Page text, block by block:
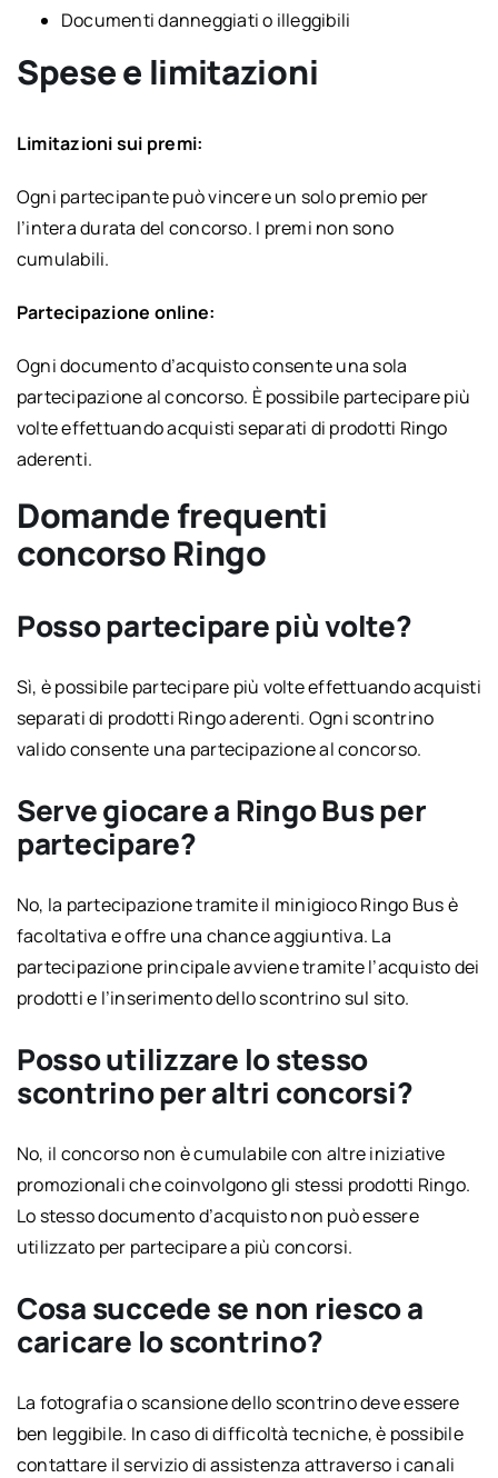
Documenti danneggiati o illeggibili
Spese e limitazioni
Limitazioni sui premi:
Ogni partecipante può vincere un solo premio per
l’intera durata del concorso. I premi non sono
cumulabili.
Partecipazione online:
Ogni documento d’acquisto consente una sola
partecipazione al concorso. È possibile partecipare più
volte effettuando acquisti separati di prodotti Ringo
aderenti.
Domande frequenti
concorso Ringo
Posso partecipare più volte?
Sì, è possibile partecipare più volte effettuando acquisti
separati di prodotti Ringo aderenti. Ogni scontrino
valido consente una partecipazione al concorso.
Serve giocare a Ringo Bus per
partecipare?
No, la partecipazione tramite il minigioco Ringo Bus è
facoltativa e offre una chance aggiuntiva. La
partecipazione principale avviene tramite l’acquisto dei
prodotti e l’inserimento dello scontrino sul sito.
Posso utilizzare lo stesso
scontrino per altri concorsi?
No, il concorso non è cumulabile con altre iniziative
promozionali che coinvolgono gli stessi prodotti Ringo.
Lo stesso documento d’acquisto non può essere
utilizzato per partecipare a più concorsi.
Cosa succede se non riesco a
caricare lo scontrino?
La fotografia o scansione dello scontrino deve essere
ben leggibile. In caso di difficoltà tecniche, è possibile
contattare il servizio di assistenza attraverso i canali